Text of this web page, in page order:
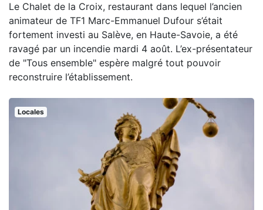
Le Chalet de la Croix, restaurant dans lequel l’ancien
animateur de TF1 Marc-Emmanuel Dufour s’était
fortement investi au Salève, en Haute-Savoie, a été
ravagé par un incendie mardi 4 août. L’ex-présentateur
de "Tous ensemble" espère malgré tout pouvoir
reconstruire l’établissement.
Locales